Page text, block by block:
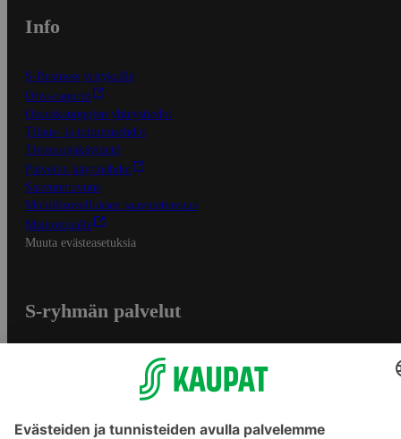
Info
S-Business yrityksille
Oiva-raportit
Osuuskauppojen yhteystiedot
Tilaus- ja toimitusehdot
Tietosuojakäytäntö
Palvelun käyttöehdot
Saavutettavuus
Mobiilisovelluksen saavutettavuus
Mainostajalle
Muuta evästeasetuksia
S-ryhmän palvelut
Yhteishyvä Ruoka -sovellus
S-ostoslista -sovellus